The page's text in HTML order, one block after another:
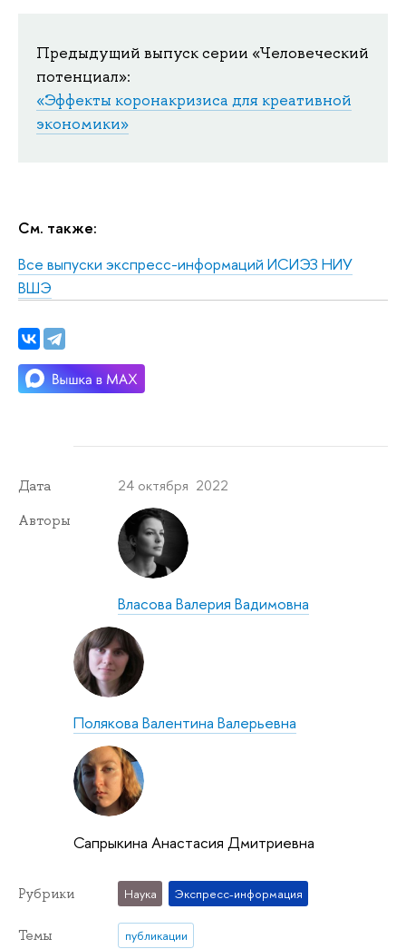
Предыдущий выпуск серии «Человеческий
потенциал»:
«Эффекты коронакризиса для креативной
экономики»
См. также:
Все выпуски экспресс-информаций ИСИЭЗ НИУ
ВШЭ
Дата 24 октября 2022
Авторы
Власова Валерия Вадимовна
Полякова Валентина Валерьевна
Сапрыкина Анастасия Дмитриевна
Рубрики Наука Экспресс-информация
Темы
публикации